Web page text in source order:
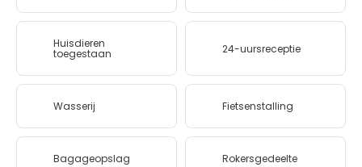
Huisdieren
toegestaan 24-uursreceptie
Wasserij Fietsenstalling
Bagageopslag Rokersgedeelte